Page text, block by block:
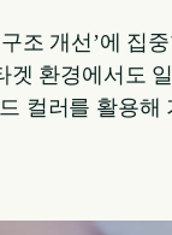
조 개선’에
겟 환경에서
컬러를 활용